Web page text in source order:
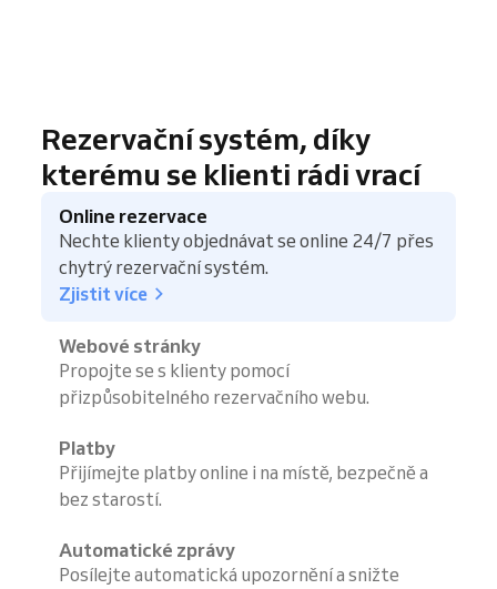
Rezervační systém, díky
kterému se klienti rádi vrací
Online rezervace
Nechte klienty objednávat se online 24/7 přes
chytrý rezervační systém.
Zjistit více
Webové stránky
Propojte se s klienty pomocí
přizpůsobitelného rezervačního webu.
Platby
Přijímejte platby online i na místě, bezpečně a
bez starostí.
Automatické zprávy
Posílejte automatická upozornění a snižte